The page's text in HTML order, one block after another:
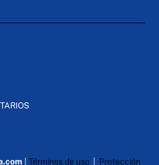
| Términos de uso| Protección